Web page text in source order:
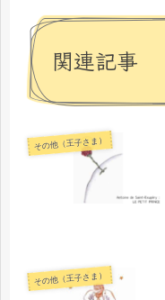
関連記事
その他（王子さま）
その他（王子さま）